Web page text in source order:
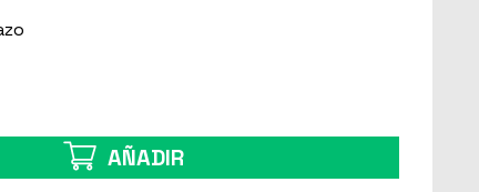
AÑADIR